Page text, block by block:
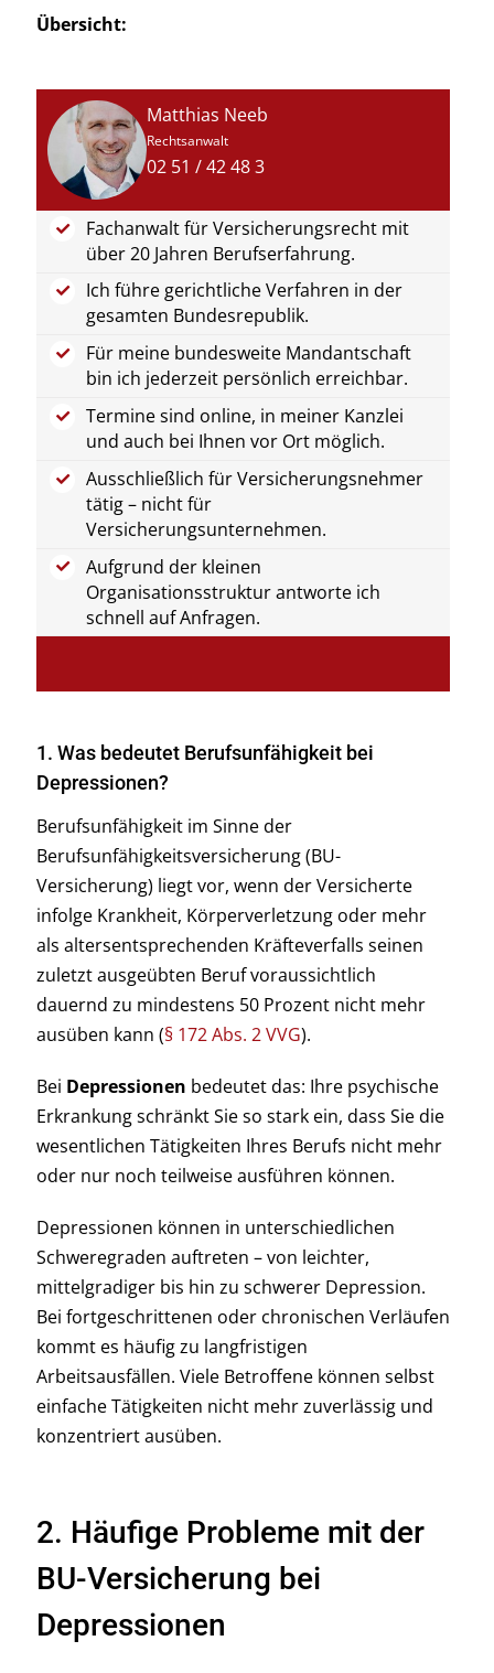
Übersicht:
Matthias Neeb
Rechtsanwalt
02 51 / 42 48 3
Fachanwalt für Versicherungsrecht mit
über 20 Jahren Berufserfahrung.
Ich führe gerichtliche Verfahren in der
gesamten Bundesrepublik.
Für meine bundesweite Mandantschaft
bin ich jederzeit persönlich erreichbar.
Termine sind online, in meiner Kanzlei
und auch bei Ihnen vor Ort möglich.
Ausschließlich für Versicherungsnehmer
tätig – nicht für
Versicherungsunternehmen.
Aufgrund der kleinen
Organisationsstruktur antworte ich
schnell auf Anfragen.
1. Was bedeutet Berufsunfähigkeit bei
Depressionen?
Berufsunfähigkeit im Sinne der
Berufsunfähigkeitsversicherung (BU-
Versicherung) liegt vor, wenn der Versicherte
infolge Krankheit, Körperverletzung oder mehr
als altersentsprechenden Kräfteverfalls seinen
zuletzt ausgeübten Beruf voraussichtlich
dauernd zu mindestens 50 Prozent nicht mehr
ausüben kann (§ 172 Abs. 2 VVG).
Bei Depressionen bedeutet das: Ihre psychische
Erkrankung schränkt Sie so stark ein, dass Sie die
wesentlichen Tätigkeiten Ihres Berufs nicht mehr
oder nur noch teilweise ausführen können.
Depressionen können in unterschiedlichen
Schweregraden auftreten – von leichter,
mittelgradiger bis hin zu schwerer Depression.
Bei fortgeschrittenen oder chronischen Verläufen
kommt es häufig zu langfristigen
Arbeitsausfällen. Viele Betroffene können selbst
einfache Tätigkeiten nicht mehr zuverlässig und
konzentriert ausüben.
2. Häufige Probleme mit der
BU-Versicherung bei
Depressionen